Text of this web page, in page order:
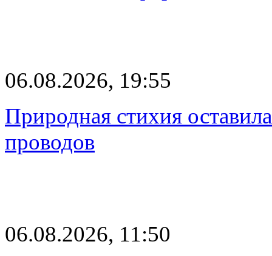
06.08.2026, 19:55
Природная стихия
проводов
06.08.2026, 11:50